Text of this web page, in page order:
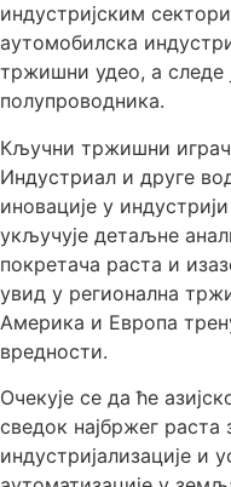
индустријским
аутомобилска
тржишни удео, а следе
полупроводника.
Кључни тржишни
Индустриал и друге
иновације у
укључује детаљне
покретача раста и
увид у регионална
Америка и Европа
вредности.
Очекује се да ће
сведок најбржег раста
индустријализације и